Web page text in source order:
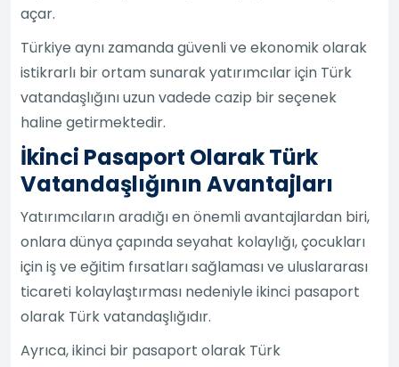
açar.
Türkiye aynı zamanda güvenli ve ekonomik olarak
istikrarlı bir ortam sunarak yatırımcılar için Türk
vatandaşlığını uzun vadede cazip bir seçenek
haline getirmektedir.
İkinci Pasaport Olarak Türk
Vatandaşlığının Avantajları
Yatırımcıların aradığı en önemli avantajlardan biri,
onlara dünya çapında seyahat kolaylığı, çocukları
için iş ve eğitim fırsatları sağlaması ve uluslararası
ticareti kolaylaştırması nedeniyle ikinci pasaport
olarak Türk vatandaşlığıdır.
Ayrıca, ikinci bir pasaport olarak Türk